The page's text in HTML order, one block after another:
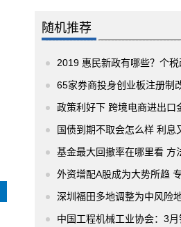
随机推荐
2019 惠民新政有哪些？个
65家券商投身创业板注册制
政策利好下 跨境电商进出口
国债到期不取会怎么样 利息
基金最大回撤率在哪里看 方
外资增配A股成为大势所趋 专家提
深圳福田多地调整为中风险
中国工程机械工业协会：3月销售各